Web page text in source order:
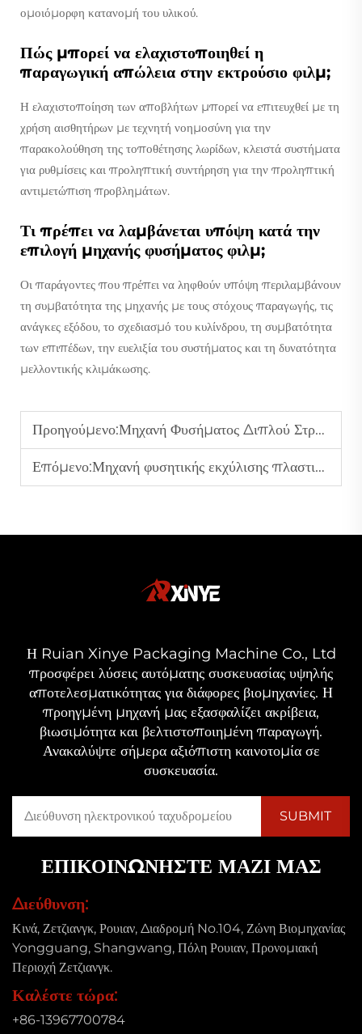
ομοιόμορφη κατανομή του υλικού.
Πώς μπορεί να ελαχιστοποιηθεί η
παραγωγική απώλεια στην εκτρούσιο φιλμ;
Η ελαχιστοποίηση των αποβλήτων μπορεί να επιτευχθεί με τη
χρήση αισθητήρων με τεχνητή νοημοσύνη για την
παρακολούθηση της τοποθέτησης λωρίδων, κλειστά συστήματα
για ρυθμίσεις και προληπτική συντήρηση για την προληπτική
αντιμετώπιση προβλημάτων.
Τι πρέπει να λαμβάνεται υπόψη κατά την
επιλογή μηχανής φυσήματος φιλμ;
Οι παράγοντες που πρέπει να ληφθούν υπόψη περιλαμβάνουν
τη συμβατότητα της μηχανής με τους στόχους παραγωγής, τις
ανάγκες εξόδου, το σχεδιασμό του κυλίνδρου, τη συμβατότητα
των επιπέδων, την ευελιξία του συστήματος και τη δυνατότητα
μελλοντικής κλιμάκωσης.
Προηγούμενο:Μηχανή Φυσήματος Διπλού Στρώματος — Ιδανική για Βιομηχανικά και Γεωργικά Φιλμ
Επόμενο:Μηχανή φυσητικής εκχύλισης πλαστικών φιλμ για την παραγωγή φιλμ κάλυψης αγρού και θερμοκηπίων
Η Ruian Xinye Packaging Machine Co., Ltd
προσφέρει λύσεις αυτόματης συσκευασίας υψηλής
αποτελεσματικότητας για διάφορες βιομηχανίες. Η
προηγμένη μηχανή μας εξασφαλίζει ακρίβεια,
βιωσιμότητα και βελτιστοποιημένη παραγωγή.
Ανακαλύψτε σήμερα αξιόπιστη καινοτομία σε
συσκευασία.
ΕΠΙΚΟΙΝΩΝΗΣΤΕ ΜΑΖΙ ΜΑΣ
Διεύθυνση:
Κινά, Ζετζιανγκ, Ρουιαν, Διαδρομή No.104, Ζώνη Βιομηχανίας
Yongguang, Shangwang, Πόλη Ρουιαν, Προνομιακή
Περιοχή Ζετζιανγκ.
Καλέστε τώρα:
+86-13967700784